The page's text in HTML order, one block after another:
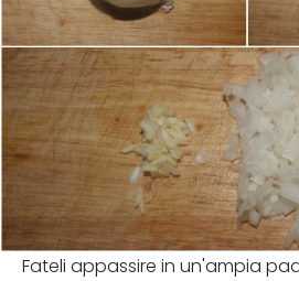
Fateli appassire in un'ampia